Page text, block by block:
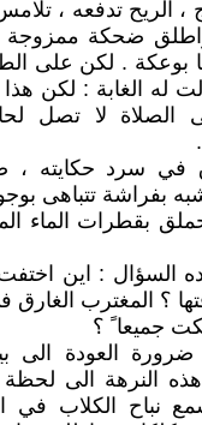
، الريح تدفعه ،
ضحكة ممزوجة
بوعكة . لكن على
له الغابة : لكن
الصلاة لا تصل
في سرد حكايته ،
بفراشة تتباهى
بقطرات الماء
السؤال : اين
؟ المغترب الغارق
جميعا ً ؟
العودة الى
النرهة الى
نباح الكلاب في